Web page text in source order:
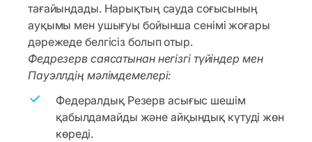
тағайындады. Нарықтың сауда соғысының
ауқымы мен ушығуы бойынша сенімі жоғары
дәрежеде белгісіз болып отыр.
Федрезерв саясатынан негізгі түйіндер мен
Пауэллдің мәлімдемелері:
Федералдық Резерв асығыс шешім
қабылдамайды және айқындық күтуді жөн
көреді.